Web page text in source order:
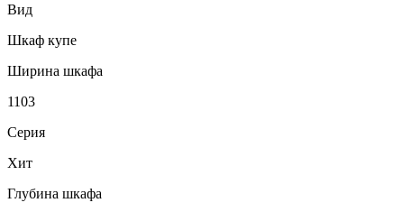
Вид
Шкаф купе
Ширина шкафа
1103
Серия
Хит
Глубина шкафа